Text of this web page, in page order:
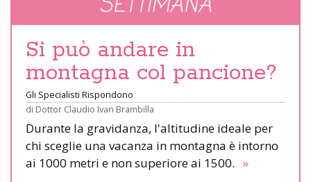
Si può andare in
montagna col pancione?
Gli Specialisti Rispondono
di Dottor Claudio Ivan Brambilla
Durante la gravidanza, l'altitudine ideale per
chi sceglie una vacanza in montagna è intorno
ai 1000 metri e non superiore ai 1500. »